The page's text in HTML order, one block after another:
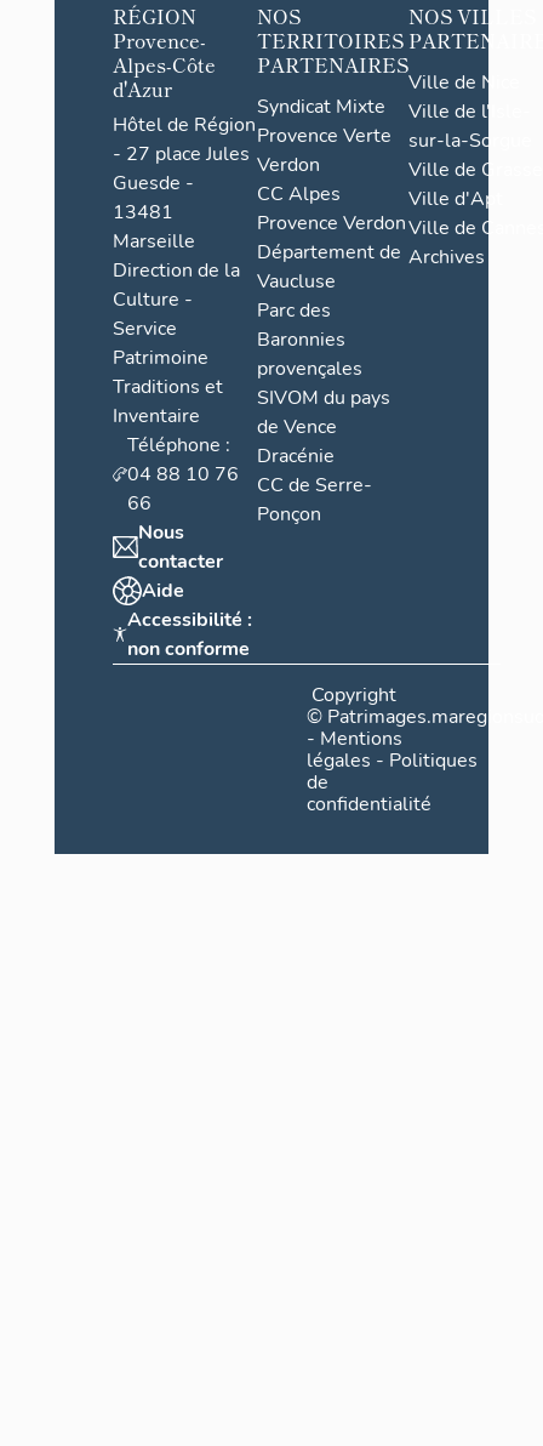
RÉGION
Provence-
Alpes-Côte
d'Azur
Hôtel de Région
- 27 place Jules
Guesde -
13481
Marseille
Direction de la
Culture -
Service
Patrimoine
Traditions et
Inventaire
Téléphone :
04 88 10 76
66
Nous
contacter
Aide
Accessibilité :
non conforme
NOS
TERRITOIRES
PARTENAIRES
Syndicat Mixte
Provence Verte
Verdon
CC Alpes
Provence Verdon
Département de
Vaucluse
Parc des
Baronnies
provençales
SIVOM du pays
de Vence
Dracénie
CC de Serre-
Ponçon
NOS VILLES
Ville de Nice
Ville de l'Isle-
sur-la-Sorgue
Ville de Grasse
Ville d'Apt
Ville de
Archives
Copyright
©
- Mentions
légales - Politiques
de
confidentialité